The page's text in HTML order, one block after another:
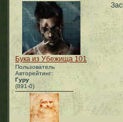
Бука из Убежища 101
Пользователь
Авторейтинг:
Гуру
(891-0)